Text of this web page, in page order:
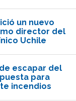
un nuevo
director del
Uchile
escapar del
para
incendios